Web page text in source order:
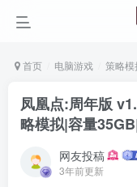
首页 电脑游戏 策略模
凤凰点:周年版
略模拟|容量
网友投稿
3年前更新